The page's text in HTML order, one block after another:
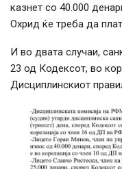
казнет со 40.000
Охрид ќе треба да
И во двата случаи,
23 од Кодексот, во
Дисциплинскиот